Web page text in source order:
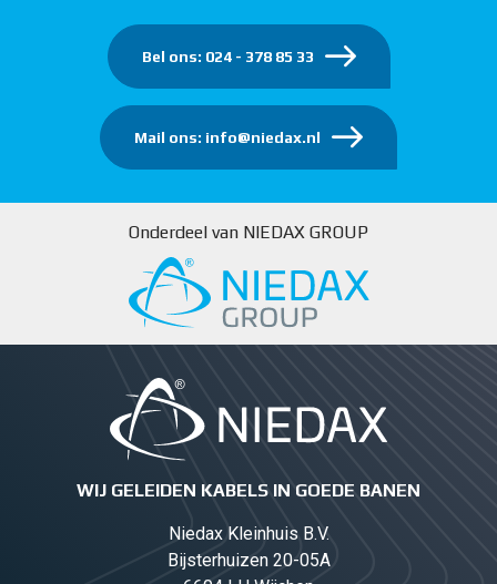
Bel ons: 024 - 378 85 33
Mail ons: info@niedax.nl
Onderdeel van NIEDAX GROUP
WIJ GELEIDEN KABELS IN GOEDE BANEN
Niedax Kleinhuis B.V.
Bijsterhuizen 20-05A